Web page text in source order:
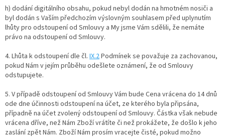
h) dodání digitálního obsahu, pokud nebyl dodán na hmotném nosiči a
byl dodán s Vaším předchozím výslovným souhlasem před uplynutím
lhůty pro odstoupení od Smlouvy a My jsme Vám sdělili, že nemáte
právo na odstoupení od Smlouvy.
4. Lhůta k odstoupení dle čl. IX.2Podmínek se považuje za zachovanou,
pokud Nám v jejím průběhu odešlete oznámení, že od Smlouvy
odstupujete.
5. V případě odstoupení od Smlouvy Vám bude Cena vrácena do 14 dnů
ode dne účinnosti odstoupení na účet, ze kterého byla připsána,
případně na účet zvolený odstoupení od Smlouvy. Částka však nebude
vrácena dříve, než Nám Zboží vrátíte či než prokážete, že došlo k jeho
zaslání zpět Nám. Zboží Nám prosím vracejte čisté, pokud možno